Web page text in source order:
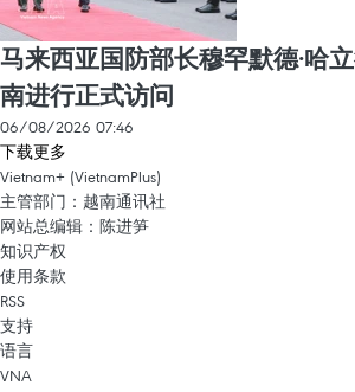
马来西亚国防部长穆罕默德·哈
南进行正式访问
06/08/2026 07:46
下载更多
Vietnam+ (VietnamPlus)
主管部门：越南通讯社
网站总编辑：陈进笋
知识产权
使用条款
RSS
支持
语言
VNA